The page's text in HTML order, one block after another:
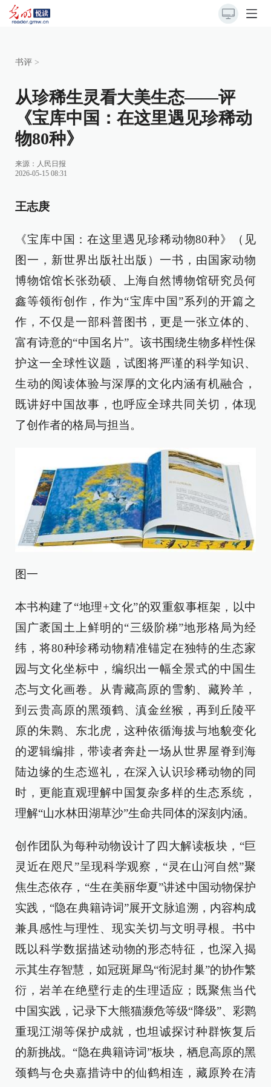
书评 >
从珍稀生灵看大美生态——评
《宝库中国：在这里遇见珍稀动
物80种》
来源： 人民日报
2026-05-15 08:31
王志庚
《宝库中国：在这里遇见珍稀动物80种》（见
图一，新世界出版社出版）一书，由国家动物
博物馆馆长张劲硕、上海自然博物馆研究员何
鑫等领衔创作，作为“宝库中国”系列的开篇之
作，不仅是一部科普图书，更是一张立体的、
富有诗意的“中国名片”。该书围绕生物多样性保
护这一全球性议题，试图将严谨的科学知识、
生动的阅读体验与深厚的文化内涵有机融合，
既讲好中国故事，也呼应全球共同关切，体现
了创作者的格局与担当。
图一
本书构建了“地理+文化”的双重叙事框架，以中
国广袤国土上鲜明的“三级阶梯”地形格局为经
纬，将80种珍稀动物精准锚定在独特的生态家
园与文化坐标中，编织出一幅全景式的中国生
态与文化画卷。从青藏高原的雪豹、藏羚羊，
到云贵高原的黑颈鹤、滇金丝猴，再到丘陵平
原的朱鹮、东北虎，这种依循海拔与地貌变化
的逻辑编排，带读者奔赴一场从世界屋脊到海
陆边缘的生态巡礼，在深入认识珍稀动物的同
时，更能直观理解中国复杂多样的生态系统，
理解“山水林田湖草沙”生命共同体的深刻内涵。
创作团队为每种动物设计了四大解读板块，“巨
灵近在咫尺”呈现科学观察，“灵在山河自然”聚
焦生态依存，“生在美丽华夏”讲述中国动物保护
实践，“隐在典籍诗词”展开文脉追溯，内容构成
兼具感性与理性、现实关切与文明寻根。书中
既以科学数据描述动物的形态特征，也深入揭
示其生存智慧，如冠斑犀鸟“衔泥封巢”的协作繁
衍，岩羊在绝壁行走的生理适应；既聚焦当代
中国实践，记录下大熊猫濒危等级“降级”、彩鹮
重现江湖等保护成就，也坦诚探讨种群恢复后
的新挑战。“隐在典籍诗词”板块，栖息高原的黑
颈鹤与仓央嘉措诗中的仙鹤相连，藏原羚在清